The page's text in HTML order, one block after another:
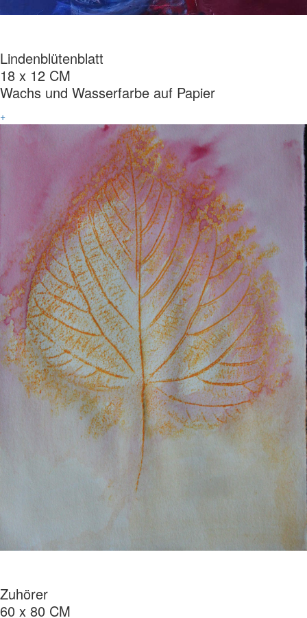
Lindenblütenblatt
18 x 12 CM
Wachs und Wasserfarbe auf Papier
+
Zuhörer
60 x 80 CM